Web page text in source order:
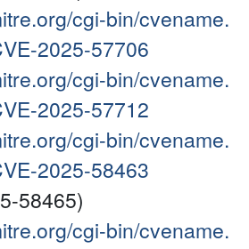
cgi-bin/cvename.
2025-57706
cgi-bin/cvename.
2025-57712
cgi-bin/cvename.
2025-58463
58465)
cgi-bin/cvename.